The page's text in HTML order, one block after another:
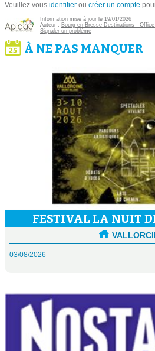
Veuillez vous identifier ou créer un compte
Information mise à jour le 19/01/2026
Auteur : Bourg-en-Bresse Destinations -
Signaler un problème
À NE PAS MANQUER
FESTIVAL LA NUIT
03/08/2026